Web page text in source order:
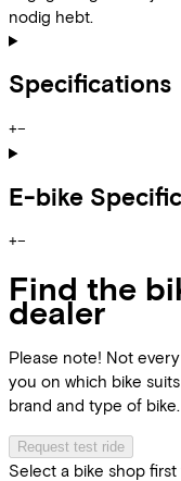
nodig hebt.
Specifications
+−
E-bike
+−
Find the
dealer
Please note! Not
you on which bike
brand and type of bike.
Request test ride
Select a bike shop